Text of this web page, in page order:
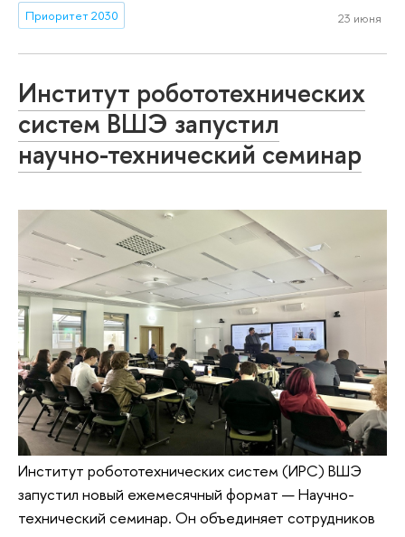
Приоритет 2030 23 июня
Институт робототехнических
систем ВШЭ запустил
научно-технический семинар
Институт робототехнических систем (ИРС) ВШЭ
запустил новый ежемесячный формат — Научно-
технический семинар. Он объединяет сотрудников